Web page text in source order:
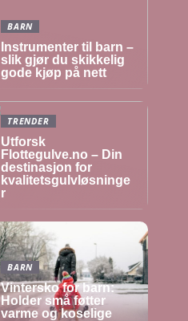
BARN
Instrumenter til barn –
slik gjør du skikkelig
gode kjøp på nett
TRENDER
Utforsk
Flottegulve.no – Din
destinasjon for
kvalitetsgulvløsninge
r
BARN
Vintersko for barn:
Holder små føtter
varme og koselige